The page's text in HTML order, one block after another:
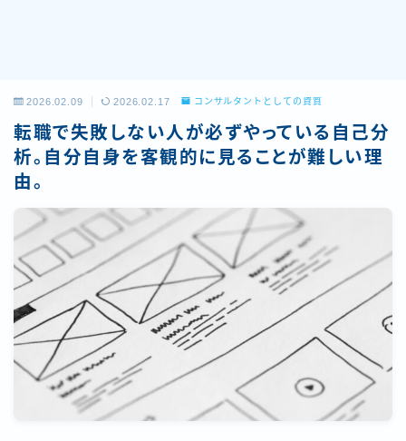
2026.02.09 2026.02.17 コンサルタントとしての資質
転職で失敗しない人が必ずやっている自己分
析。自分自身を客観的に見ることが難しい理
由。